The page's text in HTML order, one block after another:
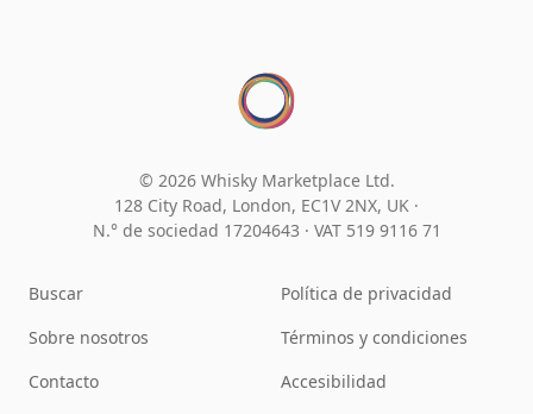
© 2026 Whisky Marketplace Ltd.
128 City Road, London, EC1V 2NX, UK ·
N.° de sociedad 17204643 · VAT 519 9116 71
Buscar
Sobre nosotros
Contacto
Política de privacidad
Términos y condiciones
Accesibilidad